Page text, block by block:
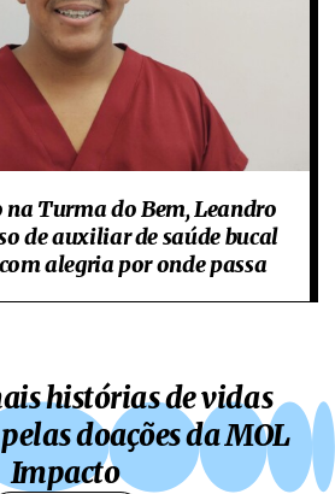
Turma do Bem, Leandro
de auxiliar de saúde bucal
alegria por onde passa
histórias de vidas
doações da MOL
Impacto